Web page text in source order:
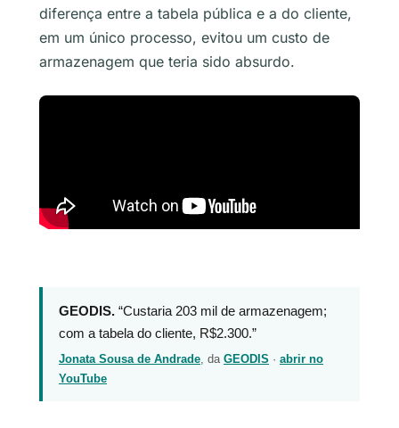
diferença entre a tabela pública e a do cliente,
em um único processo, evitou um custo de
armazenagem que teria sido absurdo.
GEODIS. “Custaria 203 mil de armazenagem;
com a tabela do cliente, R$2.300.”
Jonata Sousa de Andrade , da GEODIS · abrir no
YouTube